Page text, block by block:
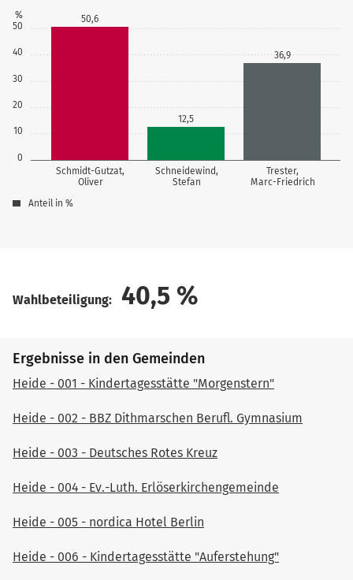
0
10
20
30
40
50
%
Schmidt-Gutzat,
Oliver
Schneidewind,
Stefan
Trester,
Marc-Friedrich
50,6
12,5
36,9
Anteil in %
Wahlbeteiligung: 40,5 %
Ergebnisse in den Gemeinden
Heide - 001 - Kindertagesstätte "Morgenstern"
Heide - 002 - BBZ Dithmarschen Berufl. Gymnasium
Heide - 003 - Deutsches Rotes Kreuz
Heide - 004 - Ev.-Luth. Erlöserkirchengemeinde
Heide - 005 - nordica Hotel Berlin
Heide - 006 - Kindertagesstätte "Auferstehung"